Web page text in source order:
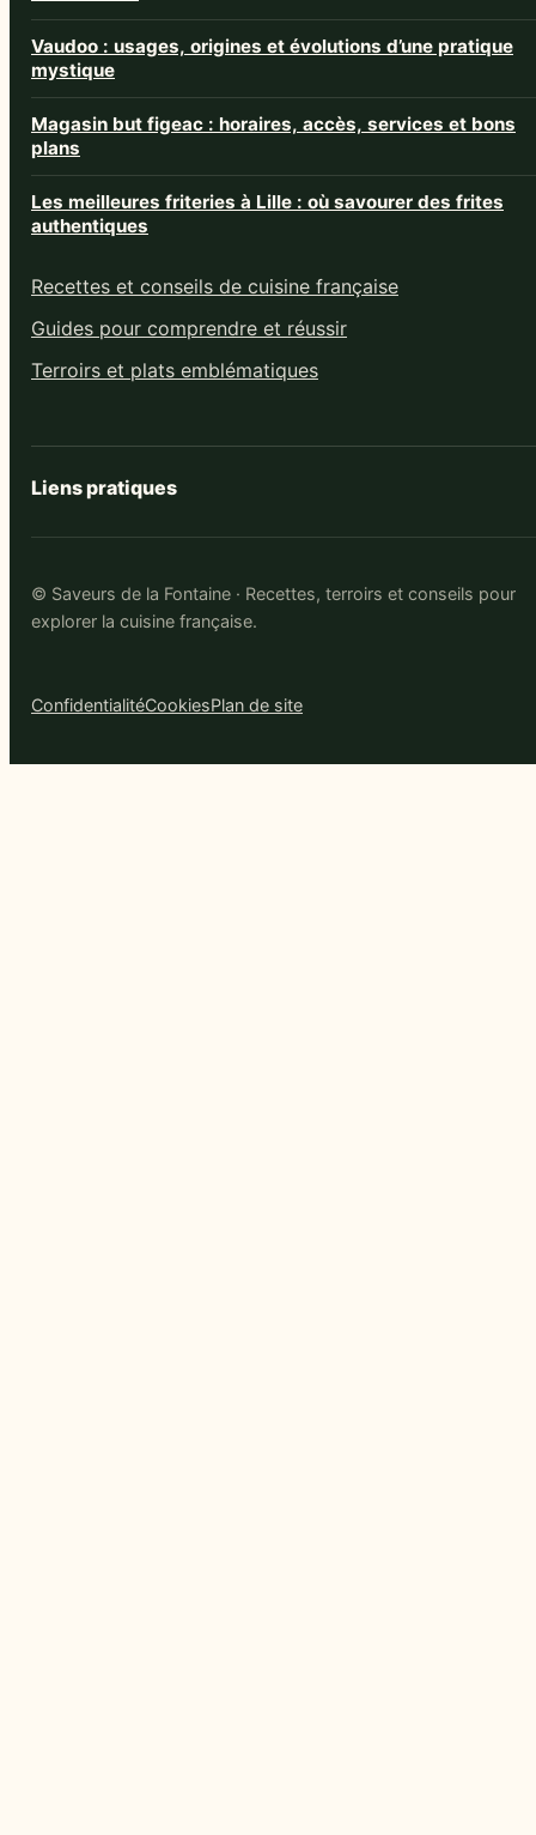
Vaudoo : usages, origines et évolutions d’une pratique
mystique
Magasin but figeac : horaires, accès, services et bons
plans
Les meilleures friteries à Lille : où savourer des frites
authentiques
Recettes et conseils de cuisine française
Guides pour comprendre et réussir
Terroirs et plats emblématiques
Liens pratiques
© Saveurs de la Fontaine · Recettes, terroirs et conseils pour
explorer la cuisine française.
ConfidentialitéCookiesPlan de site